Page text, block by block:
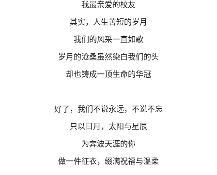
我最亲爱的校友
其实，人生苦短的岁月
我们的风采一直如歌
岁月的沧桑虽然染白我们的头
却也铸成一顶生命的华冠
好了，我们不说永远，不说不忘
只以日月，太阳与星辰
为奔波天涯的你
做一件征衣，缀满祝福与温柔